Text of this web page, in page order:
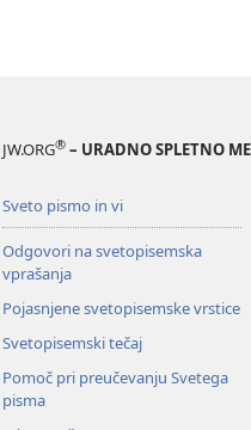
JW.ORG® – URADNO SPLETNO
Sveto pismo in vi
Odgovori na svetopisemska
vprašanja
Pojasnjene svetopisemske vrstice
Svetopisemski tečaj
Pomoč pri preučevanju Svetega
pisma